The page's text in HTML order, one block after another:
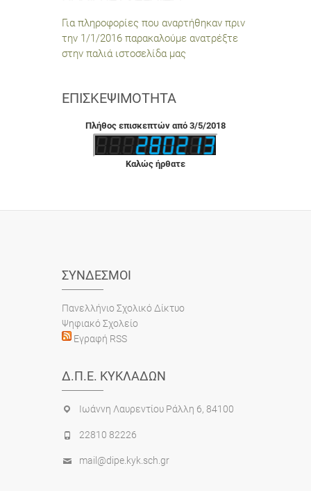
Για πληροφορίες που αναρτήθηκαν πριν
την 1/1/2016 παρακαλούμε ανατρέξτε
στην παλιά ιστοσελίδα μας
ΕΠΙΣΚΕΨΙΜΌΤΗΤΑ
Πλήθος επισκεπτών από 3/5/2018
Καλώς ήρθατε
ΣΎΝΔΕΣΜΟΙ
Πανελλήνιο Σχολικό Δίκτυο
Ψηφιακό Σχολείο
Εγραφή RSS
Δ.Π.Ε. ΚΥΚΛΆΔΩΝ
Ιωάννη Λαυρεντίου Ράλλη 6, 84100
22810 82226
mail@dipe.kyk.sch.gr